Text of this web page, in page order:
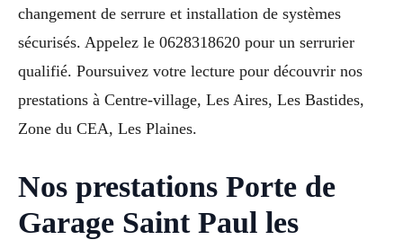
changement de serrure et installation de systèmes
sécurisés. Appelez le 0628318620 pour un serrurier
qualifié. Poursuivez votre lecture pour découvrir nos
prestations à Centre-village, Les Aires, Les Bastides,
Zone du CEA, Les Plaines.
Nos prestations Porte de
Garage Saint Paul les